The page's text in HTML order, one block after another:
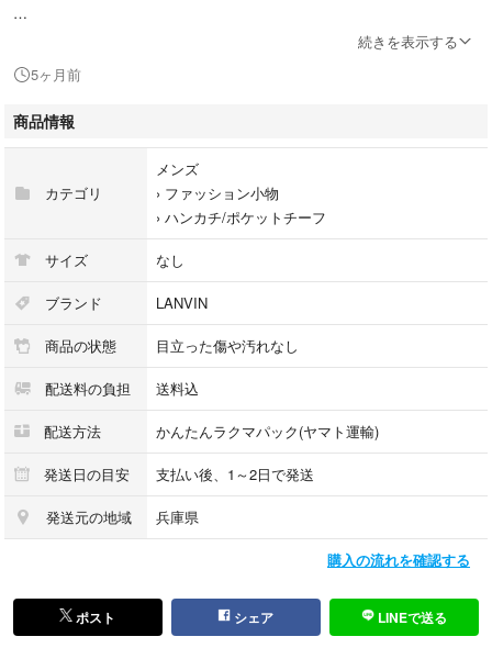
※表記は参考になりますので、必ず実寸をご確認ください。
【カラー】
【状態】
使用感少しあり、周りによれがあります。
目立った傷汚れありません。
【発送方法】
折りたたんで発送いたします。たたみジワはご了承ください。
続きを表示する
5ヶ月前
商品情報
カテゴリ
メンズ
› ファッション小物
› ハンカチ/ポケットチーフ
サイズ なし
ブランド LANVIN
商品の状態 目立った傷や汚れなし
配送料の負担 送料込
配送方法 かんたんラクマパック(ヤマト運輸)
発送日の目安 支払い後、1～2日で発送
発送元の地域 兵庫県
購入の流れを確認する
ポスト シェア LINEで送る